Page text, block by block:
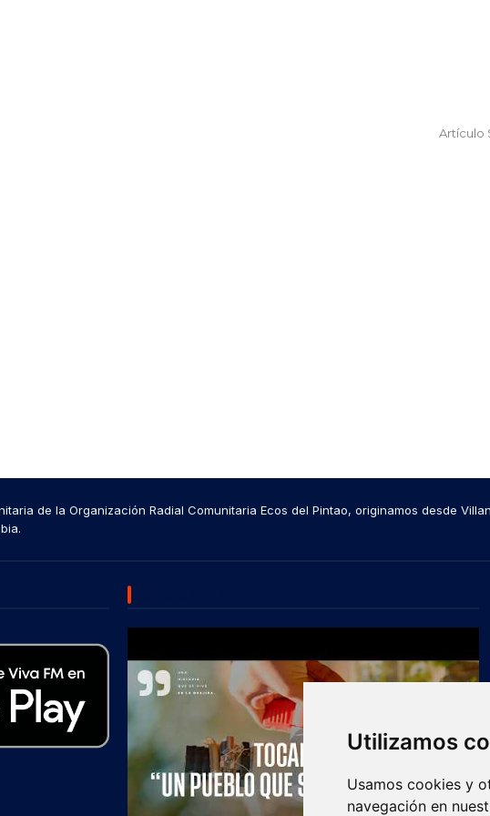
Utilizamos
Usamos cookies y
navegación en
Artículo
de la Organización Radial Comunitaria Ecos del Pintao, originamos desde